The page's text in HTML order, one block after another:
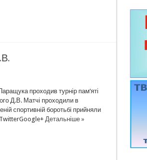
проходив турнір пам’яті
Д.В. Матчі проходили в
спортивній боротьбі прийняли
Детальніше »